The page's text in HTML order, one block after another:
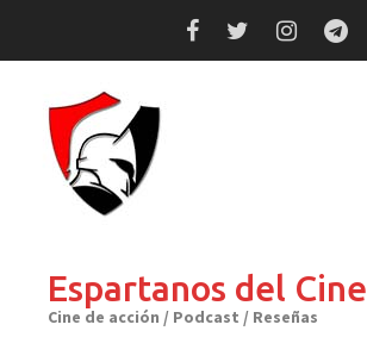
Espartanos del Cine
Cine de acción / Podcast / Reseñas